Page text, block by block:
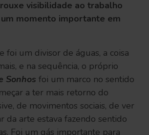
visibilidade ao trabalho
um momento importante em
foi um divisor de águas, a coisa
e na sequência, o próprio
Sonhos foi um marco no sentido
a ter mais retorno do
de movimentos sociais, de ver
da arte estava fazendo sentido
Foi um gás importante para